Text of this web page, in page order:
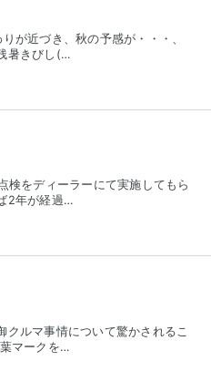
が近づき、秋の予感が・・・、
暑きびし(…
検をディーラーにて実施してもら
2年が経過…
クルマ事情について驚かされるこ
マークを…